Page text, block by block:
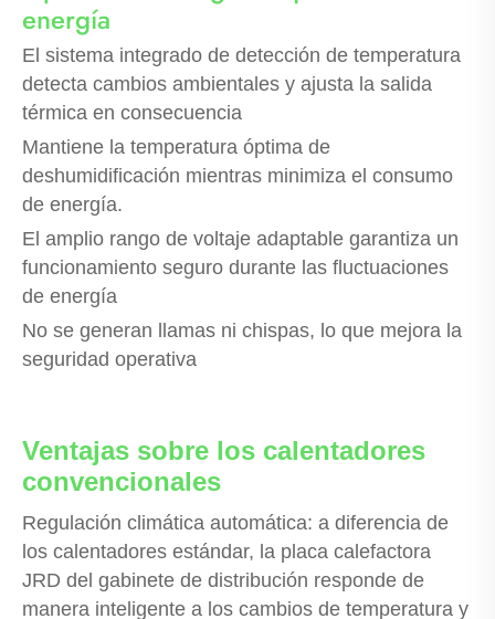
energía
El sistema integrado de detección de temperatura
detecta cambios ambientales y ajusta la salida
térmica en consecuencia
Mantiene la temperatura óptima de
deshumidificación mientras minimiza el consumo
de energía.
El amplio rango de voltaje adaptable garantiza un
funcionamiento seguro durante las fluctuaciones
de energía
No se generan llamas ni chispas, lo que mejora la
seguridad operativa
Ventajas sobre los calentadores
convencionales
Regulación climática automática: a diferencia de
los calentadores estándar, la placa calefactora
JRD del gabinete de distribución responde de
manera inteligente a los cambios de temperatura y